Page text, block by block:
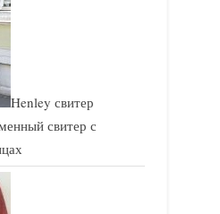
Henley свитер
свитер с